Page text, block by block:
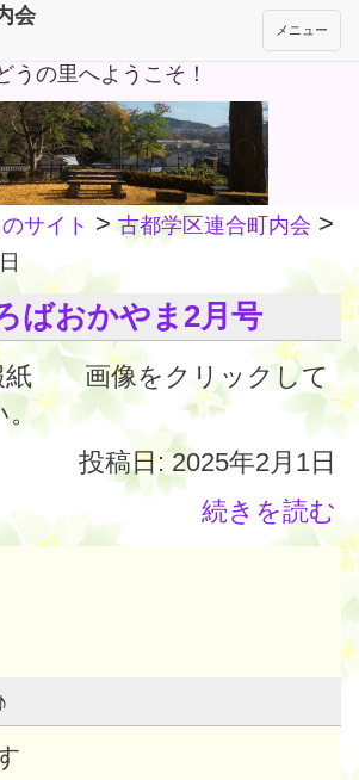
の里へようこそ！
メニュー
会
サイト >古都学区連合町内会 >
ばおかやま2月号
紙 画像をクリックして
投稿日: 2025年2月1日
続きを読む